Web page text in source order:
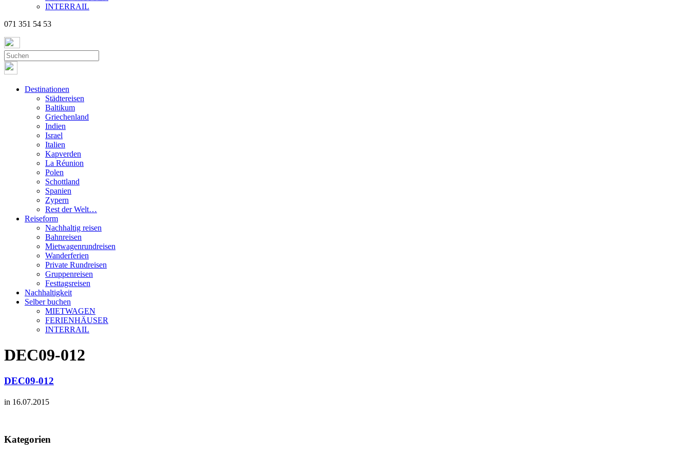
INTERRAIL
071 351 54 53
Destinationen
Städtereisen
Baltikum
Griechenland
Indien
Israel
Italien
Kapverden
La Réunion
Polen
Schottland
Spanien
Zypern
Rest der Welt…
Reiseform
Nachhaltig reisen
Bahnreisen
Mietwagenrundreisen
Wanderferien
Private Rundreisen
Gruppenreisen
Festtagsreisen
Nachhaltigkeit
Selber buchen
MIETWAGEN
FERIENHÄUSER
INTERRAIL
DEC09-012
DEC09-012
in 16.07.2015
Kategorien